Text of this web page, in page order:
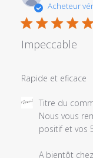
Acheteur
Impeccable
Rapide et eficace
Commentaires
propriétaire
magasin
Titre du
Nous vous
positif et vos
A bientôt